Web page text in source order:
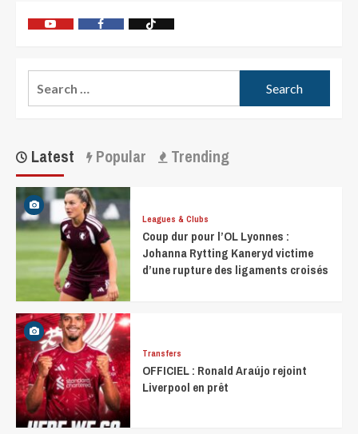
Latest Popular Trending
Leagues & Clubs
Coup dur pour l’OL Lyonnes :
Johanna Rytting Kaneryd victime
d’une rupture des ligaments croisés
Transfers
OFFICIEL : Ronald Araújo rejoint
Liverpool en prêt